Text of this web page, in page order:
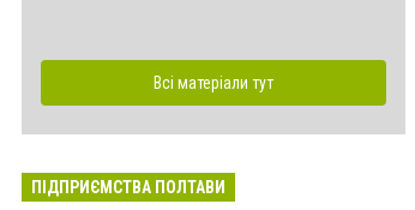
Всі матеріали тут
ПІДПРИЄМСТВА ПОЛТАВИ